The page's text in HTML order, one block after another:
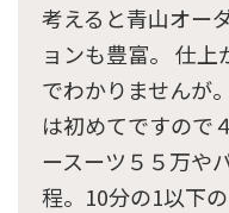
考えると青山オー
ョンも豊富。 仕上
でわかりませんが
は初めてですので
ースーツ５５万や
程。10分の1以下